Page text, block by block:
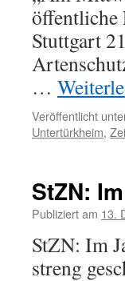
öffentliche
Stuttgart
…
Veröffentlicht
Untertürkheim,
StZN:
Publiziert am 13.
StZN: Im
streng